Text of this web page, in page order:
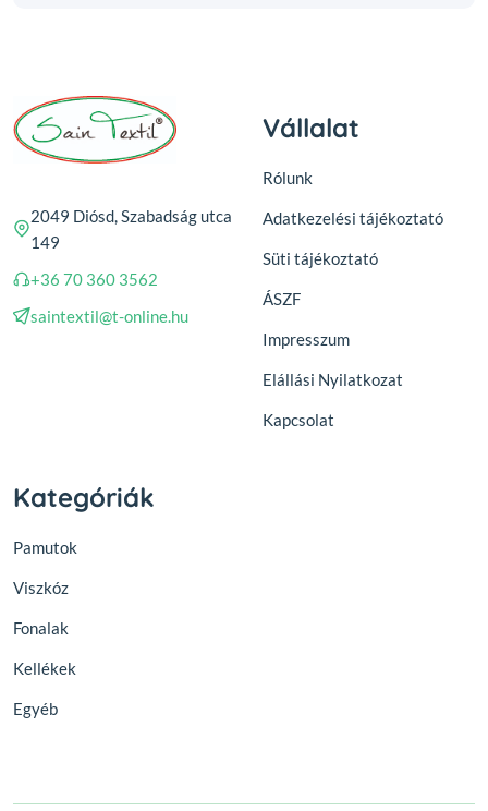
2049 Diósd, Szabadság utca
149
+36 70 360 3562
saintextil@t-online.hu
Vállalat
Rólunk
Adatkezelési tájékoztató
Süti tájékoztató
ÁSZF
Impresszum
Elállási Nyilatkozat
Kapcsolat
Kategóriák
Pamutok
Viszkóz
Fonalak
Kellékek
Egyéb